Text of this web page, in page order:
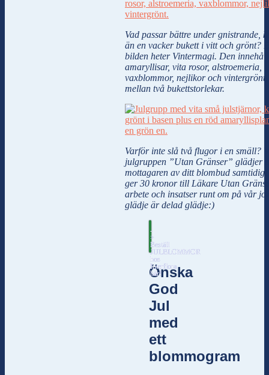
Vad passar bättre under gnistrande,
än en vacker bukett i vitt och grönt?
bilden heter Vintermagi. Den
amaryllisar, vita rosor, alstroemeria,
vaxblommor, nejlikor och
mellan två bukettstorlekar.
Varför inte slå två flugor i en smäll?
julgruppen ”Utan Gränser” glädjer
mottagaren av ditt blombud samtidigt
ger 30 kronor till Läkare Utan
arbete och insatser runt om på vår
glädje är delad glädje:)
-
>
Beställ
JULBLOMMOR
hos
Interflora
här!
Önska
God
Jul
med
ett
blommogram